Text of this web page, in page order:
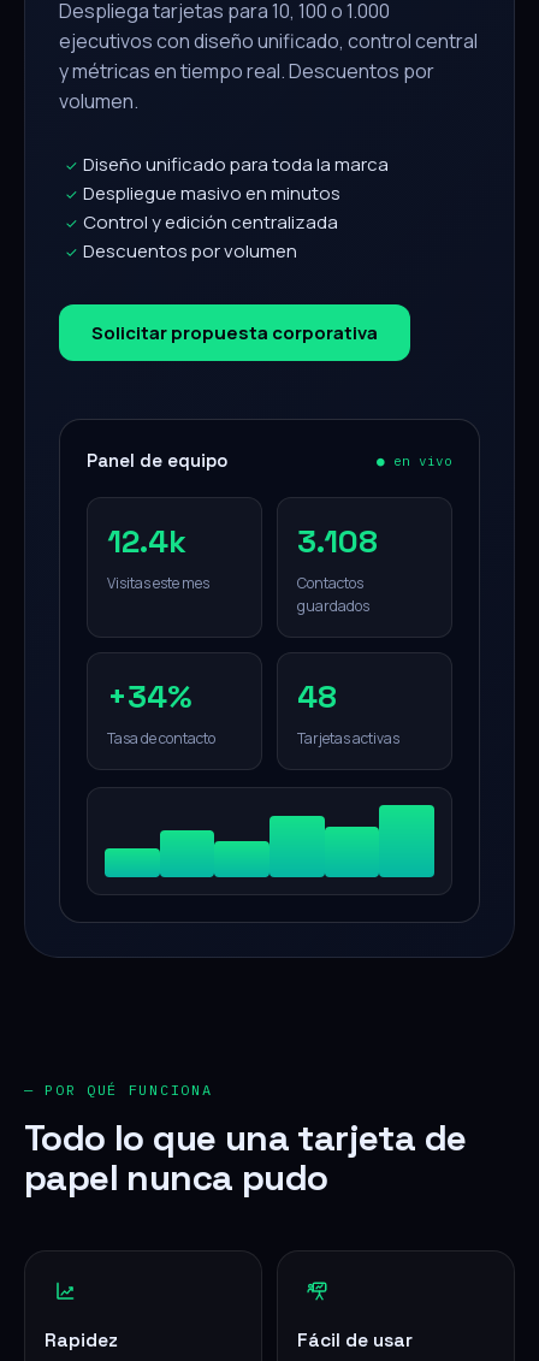
Despliega tarjetas para 10, 100 o 1.000
ejecutivos con diseño unificado, control central
y métricas en tiempo real. Descuentos por
volumen.
✓ Diseño unificado para toda la marca
✓ Despliegue masivo en minutos
✓ Control y edición centralizada
✓ Descuentos por volumen
Solicitar propuesta corporativa
Panel de equipo ● en vivo
12.4k
Visitas este mes
3.108
Contactos
guardados
+34%
Tasa de contacto
48
Tarjetas activas
— POR QUÉ FUNCIONA
Todo lo que una tarjeta de
papel nunca pudo
Rapidez Fácil de usar